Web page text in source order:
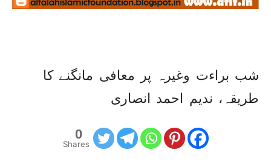
شب براءت وغیرہ پر معافی مانگنے کا
طریقہ، ندیم احمد انصاری
0
Shares